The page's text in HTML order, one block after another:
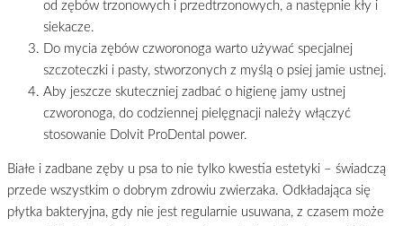
od zębów trzonowych i przedtrzonowych, a następnie kły i
siekacze.
Do mycia zębów czworonoga warto używać specjalnej
szczoteczki i pasty, stworzonych z myślą o psiej jamie ustnej.
Aby jeszcze skuteczniej zadbać o higienę jamy ustnej
czworonoga, do codziennej pielęgnacji należy włączyć
stosowanie Dolvit ProDental power.
Białe i zadbane zęby u psa to nie tylko kwestia estetyki – świadczą
przede wszystkim o dobrym zdrowiu zwierzaka. Odkładająca się
płytka bakteryjna, gdy nie jest regularnie usuwana, z czasem może